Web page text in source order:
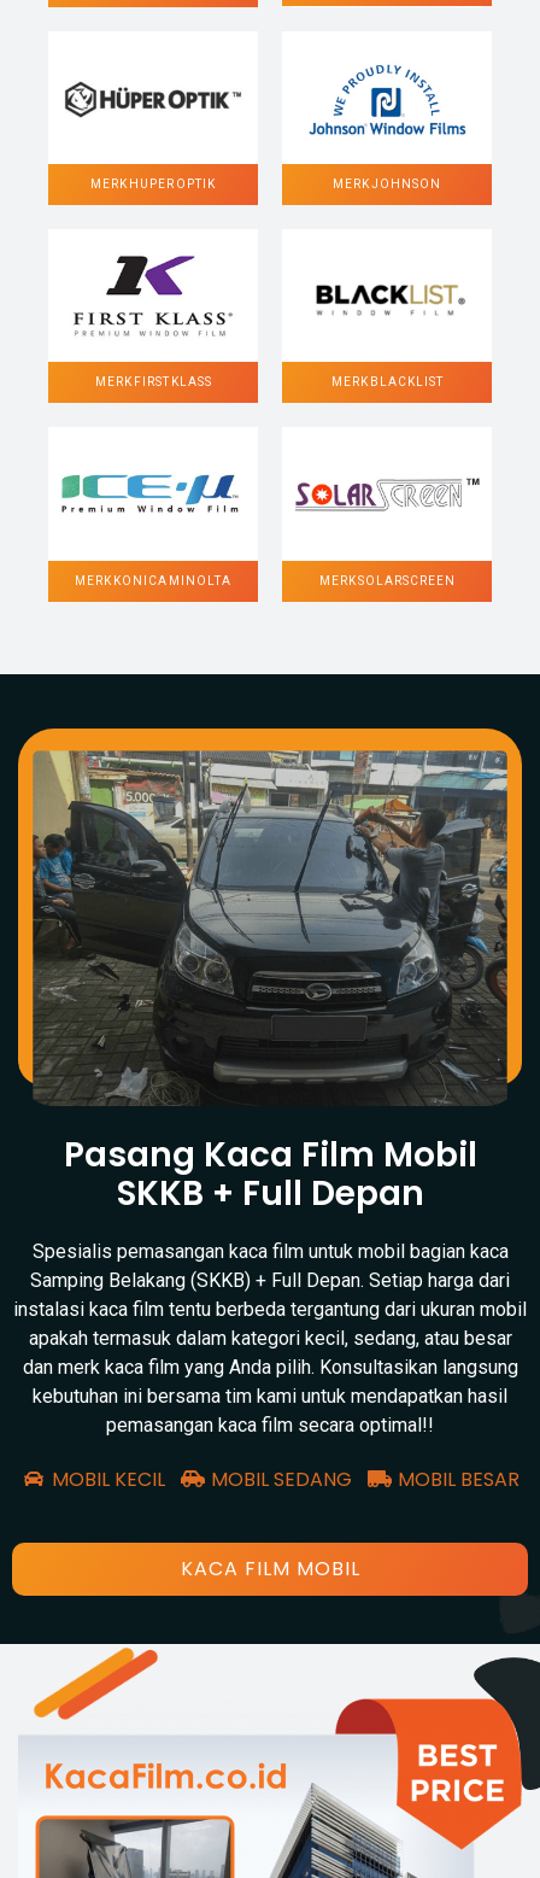
MERK HUPER OPTIK MERK JOHNSON
MERK FIRST KLASS MERK BLACKLIST
MERK KONICA MINOLTA MERK SOLARSCREEN
Pasang Kaca Film Mobil
SKKB + Full Depan
Spesialis pemasangan kaca film untuk mobil bagian kaca
Samping Belakang (SKKB) + Full Depan. Setiap harga dari
instalasi kaca film tentu berbeda tergantung dari ukuran mobil
apakah termasuk dalam kategori kecil, sedang, atau besar
dan merk kaca film yang Anda pilih. Konsultasikan langsung
kebutuhan ini bersama tim kami untuk mendapatkan hasil
pemasangan kaca film secara optimal!!
MOBIL KECIL MOBIL SEDANG MOBIL BESAR
KACA FILM MOBIL